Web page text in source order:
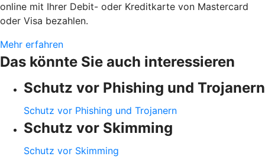
online mit Ihrer Debit- oder Kreditkarte von Mastercard
oder Visa bezahlen.
Mehr erfahren
Das könnte Sie auch interessieren
Schutz vor Phishing und Trojanern
Schutz vor Phishing und Trojanern
Schutz vor Skimming
Schutz vor Skimming